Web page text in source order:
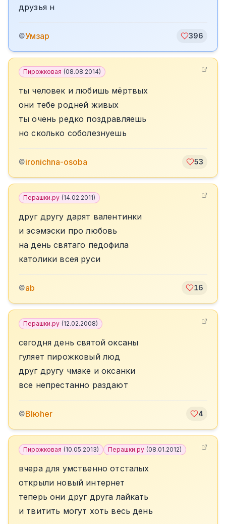
друзья н
©Умзар 396
Пирожковая (08.08.2014)
ты человек и любишь мёртвых
они тебе родней живых
ты очень редко поздравляешь
но сколько соболезнуешь
©ironichna-osoba 53
Перашки.ру (14.02.2011)
друг другу дарят валентинки
и эсэмэски про любовь
на день святаго педофила
католики всея руси
©ab 16
Перашки.ру (12.02.2008)
сегодня день святой оксаны
гуляет пирожковый люд
друг другу чмаке и оксанки
все непрестанно раздают
©Blюher 4
Пирожковая (10.05.2013) Перашки.ру (08.01.2012)
вчера для умственно отсталых
открыли новый интернет
теперь они друг друга лайкать
и твитить могут хоть весь день